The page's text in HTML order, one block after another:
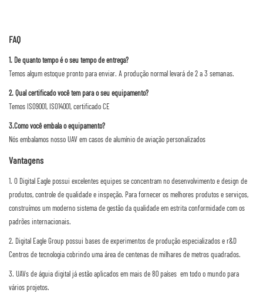
FAQ
1. De quanto tempo é o seu tempo de entrega?
Temos algum estoque pronto para enviar. A produção normal levará de 2 a 3 semanas.
2. Qual certificado você tem para o seu equipamento?
Temos ISO9001, ISO14001, certificado CE
3.Como você embala o equipamento?
Nós embalamos nosso UAV em casos de alumínio de aviação personalizados
Vantagens
1. O Digital Eagle possui excelentes equipes se concentram no desenvolvimento e design de
produtos, controle de qualidade e inspeção. Para fornecer os melhores produtos e serviços,
construímos um moderno sistema de gestão da qualidade em estrita conformidade com os
padrões internacionais.
2. Digital Eagle Group possui bases de experimentos de produção especializados e r&D
Centros de tecnologia cobrindo uma área de centenas de milhares de metros quadrados.
3. UAVs de águia digital já estão aplicados em mais de 80 países em todo o mundo para
vários projetos.